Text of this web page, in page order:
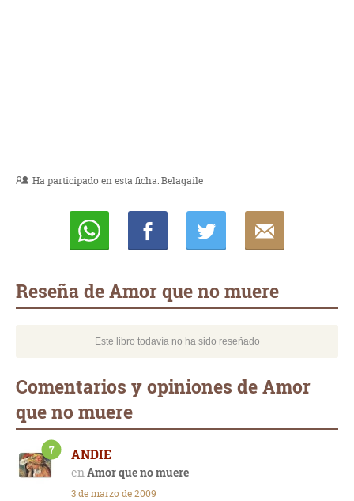
Ha participado en esta ficha:Belagaile
Reseña de Amor que no muere
Este libro todavía no ha sido reseñado
Comentarios y opiniones de Amor
que no muere
ANDIE
Amor que no muere
7
3 de marzo de 2009